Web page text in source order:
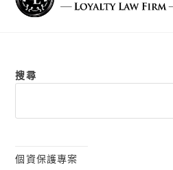
搜尋
個資保護專案